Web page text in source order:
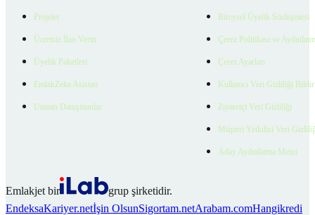
Projeler
Ücretsiz İlan Verin
Üyelik Paketleri
EmlakZeka Asistan
Uzman Danışmanlar
Bireysel Üyelik Sözleşmesi
Çerez Politikası ve
Çerez Ayarları
Kullanıcı Veri Gizliliği
Ziyaretçi Veri Gizliliği
Müşteri Yetkilisi Veri
Aday Aydınlatma Metni
Emlakjet bir
grup şirketidir.
EndeksaKariyer.netİşin OlsunSigortam.netArabam.comHangikredi